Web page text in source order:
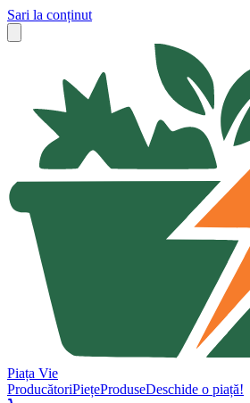
Sari la conținut
Piața Vie
ProducătoriPiețeProduseDeschide o piață!